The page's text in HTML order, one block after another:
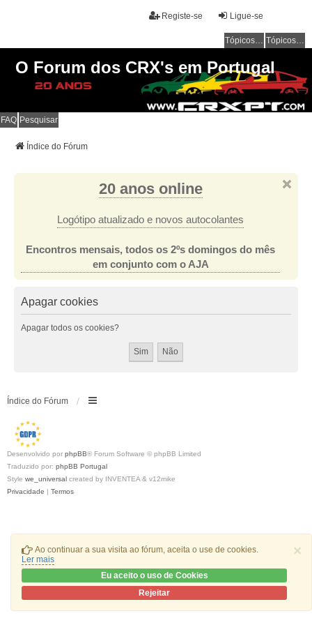
×
Ao continuar a sua visita ao fórum, aceita o use de cookies.
Ler mais
Eu aceito o uso de Cookies
Rejeitar
Ligue-se
Registe-se
Tópicos sem resposta Tópicos ativos
O Forum dos CRX's em Portugal
FAQ Pesquisar
Índice do Fórum
20 anos online
Logótipo atualizado e novos autocolantes
Encontros mensais, todos os 2ºs domingos do mês
em conjunto com o AJA
Apagar cookies
Apagar todos os cookies?
Índice do Fórum
Desenvolvido por phpBB® Forum Software © phpBB Limited
Traduzido por: phpBB Portugal
Style we_universal created by INVENTEA & v12mike
Privacidade | Termos